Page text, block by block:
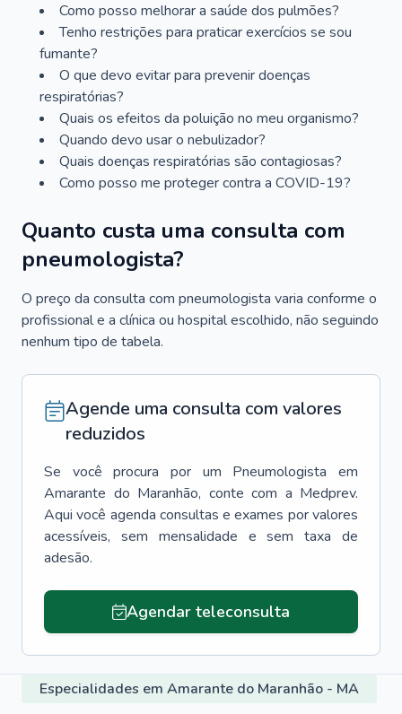
Como posso melhorar a saúde dos pulmões?
Tenho restrições para praticar exercícios se sou
fumante?
O que devo evitar para prevenir doenças
respiratórias?
Quais os efeitos da poluição no meu organismo?
Quando devo usar o nebulizador?
Quais doenças respiratórias são contagiosas?
Como posso me proteger contra a COVID-19?
Quanto custa uma consulta com
pneumologista?
O preço da consulta com pneumologista varia conforme o
profissional e a clínica ou hospital escolhido, não seguindo
nenhum tipo de tabela.
Agende uma consulta com valores
reduzidos
Se você procura por um Pneumologista
em
Amarante do Maranhão, conte com a Medprev.
Aqui você agenda consultas e exames por valores
acessíveis, sem mensalidade e sem taxa de
adesão.
Agendar teleconsulta
Especialidades em Amarante do Maranhão - MA